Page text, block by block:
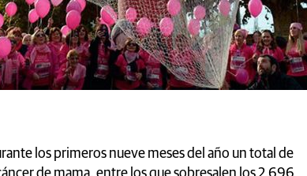
los primeros nueve meses del año un total de